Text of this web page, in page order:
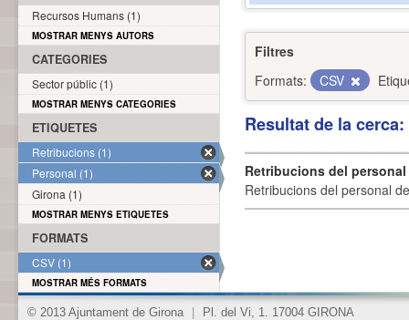
Filtres
Formats:
CSV
Resultat de la
Retribucions del
Retribucions del personal
Recursos Humans (1)
MOSTRAR MENYS AUTORS
CATEGORIES
Sector públic (1)
MOSTRAR MENYS CATEGORIES
ETIQUETES
Retribucions (1)
Personal (1)
Girona (1)
MOSTRAR MENYS ETIQUETES
FORMATS
CSV (1)
MOSTRAR MÉS FORMATS
© 2013 Ajuntament de Girona Pl. del Vi, 1. 17004 GIRONA